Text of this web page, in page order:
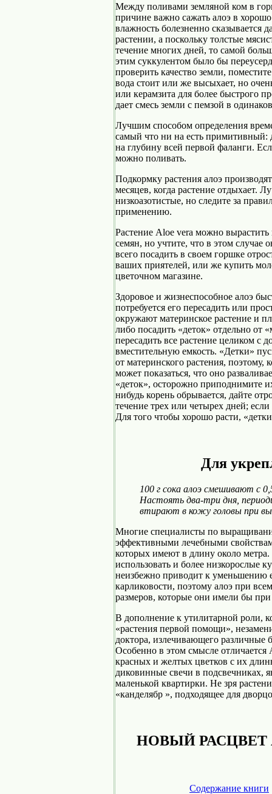
Между поливами земляной ком в
причине важно сажать алоэ в
влажность болезненно сказывается
растении, а поскольку толстые
течение многих дней, то самой
этим суккулентом было бы
проверить качество земли,
вода стоит или же высыхает, но
или керамзита для более быстрого
дает смесь земли с пемзой в
Лучшим способом определения
самый что ни на есть примитивный:
на глубину всей первой фаланги.
можно поливать.
Подкормку растения алоэ
месяцев, когда растение отдыхает.
низкоазотистые, но следите за
применению.
Растение Аlое vеrа можно вырастить
семян, но учтите, что в этом случае
всего посадить в своем горшке
ваших приятелей, или же купить
цветочном магазине.
Здоровое и жизнеспособное алоэ
потребуется его пересадить или
окружают материнское растение и
либо посадить «детoк» отдельно от
пересадить все растение целиком с
вместительную емкость. «Детки»
от материнского растения,
может показаться, что оно
«детoк», осторожно приподнимите
нибудь корень обрывается, дайте
течение трех или четырех дней;
Для того чтобы хорошо расти,
Для
100 г сока алоэ смешивают с
Настоять два-три дня,
втирают в кожу головы при
Многие специалисты по
эффективными лечебными
которых имеют в длину около
использовать и более низкорослые
неизбежно приводит к уменьшению
карликовости, поэтому алоэ при
размеров, которые они имели бы
В дополнение к утилитарной роли,
«растения первой помощи»,
доктора, излечивающего различные
Особенно в этом смысле
красных и желтых цветков с их
диковинные свечи в подсвечниках,
маленькой квартирки. Не зря
«канделябр », подходящее для
НОВЫЙ
Содержание книги